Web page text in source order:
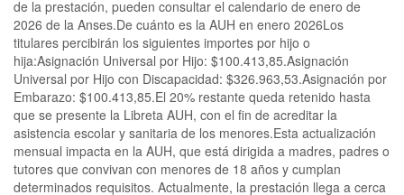
de la prestación, pueden consultar el calendario de enero de
2026 de la Anses.De cuánto es la AUH en enero 2026Los
titulares percibirán los siguientes importes por hijo o
hija:Asignación Universal por Hijo: $100.413,85.Asignación
Universal por Hijo con Discapacidad: $326.963,53.Asignación por
Embarazo: $100.413,85.El 20% restante queda retenido hasta
que se presente la Libreta AUH, con el fin de acreditar la
asistencia escolar y sanitaria de los menores.Esta actualización
mensual impacta en la AUH, que está dirigida a madres, padres o
tutores que convivan con menores de 18 años y cumplan
determinados requisitos. Actualmente, la prestación llega a cerca